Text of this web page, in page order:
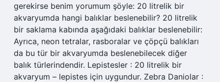
gerekirse benim yorumum şöyle: 20 litrelik bir
akvaryumda hangi balıklar beslenebilir? 20 litrelik
bir saklama kabında aşağıdaki balıklar beslenebilir:
Ayrıca, neon tetralar, rasboralar ve çöpçü balıkları
da bu tür bir akvaryumda beslenebilecek diğer
balık türlerindendir. Lepistesler : 20 litrelik bir
akvaryum – lepistes için uygundur. Zebra Daniolar :